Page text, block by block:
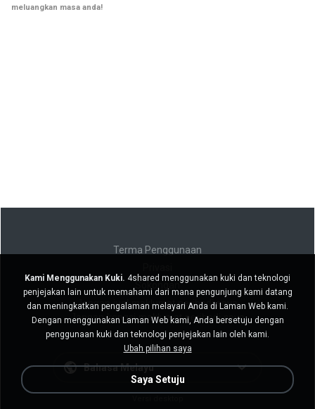
meluangkan masa anda!
Terma Penggunaan
Jangan jual maklumat peribadi saya
Jangan kongsi maklumat peribadi saya
Bahasa Melayu
Kami Menggunakan Kuki. 4shared menggunakan kuki dan teknologi
penjejakan lain untuk memahami dari mana pengunjung kami datang
dan meningkatkan pengalaman melayari Anda di Laman Web kami.
Dengan menggunakan Laman Web kami, Anda bersetuju dengan
penggunaan kuki dan teknologi penjejakan lain oleh kami.
Ubah pilihan saya
Saya Setuju